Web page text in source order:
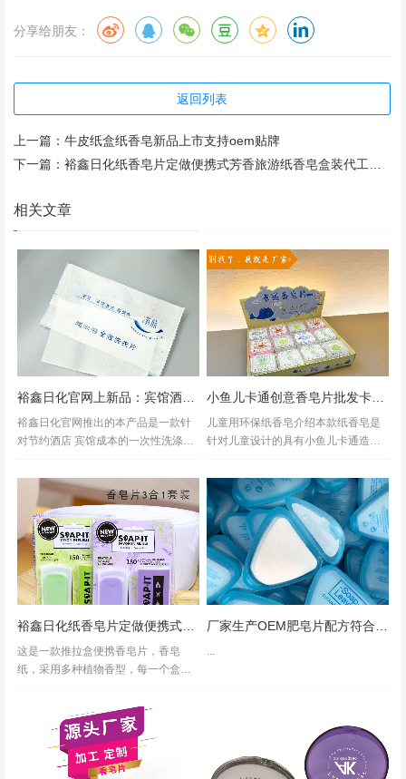
分享给朋友：
返回列表
上一篇： 牛皮纸盒纸香皂新品上市支持oem贴牌
下一篇： 裕鑫日化纸香皂片定做便携式芳香旅游纸香皂盒装代工批发
相关文章
裕鑫日化官网推出的本产品是一款针
对节约酒店 宾馆成本的一次性洗涤皂
香皂产品，只需要少量即可去除污
渍，给用房客人良好的体验，同时支
持香型定制，依据酒店 宾馆的环境香
味进行...
儿童用环保纸香皂介绍本款纸香皂是
针对儿童设计的具有小鱼儿卡通造型
惯，从一片卡通创意纸香皂开始。采
用环保原料制造，塑料盒无重金属，
香皂片采用色彩各异，吸引孩子注意
力，而且造...
裕鑫日化纸香皂片定做便携式芳香旅游纸香皂盒装代工批发
这是一款推拉盒便携香皂片，香皂
纸，采用多种植物香型，每一个盒子
装，批发一箱共计100套，每一套由
一个盒和备用2盒。颜色为多种色彩随
机装箱。可以定制纸香皂的颜色。...
厂家生产OEM肥皂片配方符合检测温和香皂片形状颜色香味定制皂纸
...